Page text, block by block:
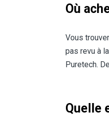
Où
Vous
pas revu à
Puretech.
Quelle